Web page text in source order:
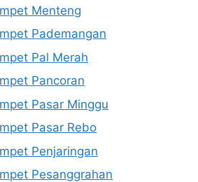
Menteng
Pademangan
Pal Merah
Pancoran
Pasar Minggu
Pasar Rebo
Penjaringan
Pesanggrahan